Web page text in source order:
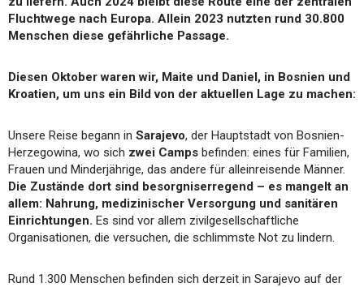
Fluchtwege nach Europa. Allein 2023 nutzten rund 30.800
Menschen diese gefährliche Passage.
Diesen Oktober waren wir, Maite und Daniel, in Bosnien und
Kroatien, um uns ein Bild von der aktuellen Lage zu machen:
Unsere Reise begann in Sarajevo, der Hauptstadt von Bosnien-
Herzegowina, wo sich zwei Camps befinden: eines für Familien,
Frauen und Minderjährige, das andere für alleinreisende Männer.
Die Zustände dort sind besorgniserregend – es mangelt an
allem: Nahrung, medizinischer Versorgung und sanitären
Einrichtungen. Es sind vor allem zivilgesellschaftliche
Organisationen, die versuchen, die schlimmste Not zu lindern.
Rund 1.300 Menschen befinden sich derzeit in Sarajevo auf der